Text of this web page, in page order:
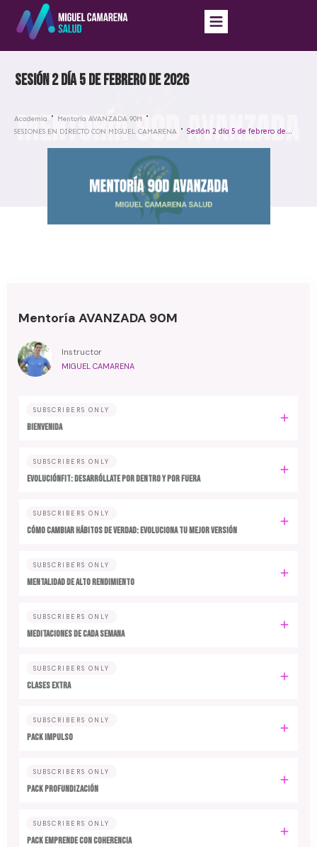
Sesión 2 día 5 de febrero de 2026
Academia
Mentoría AVANZADA 90M
SESIONES EN DIRECTO CON MIGUEL CAMARENA
Sesión 2 día 5 de febrero de 2026
Mentoría AVANZADA 90M
Instructor
MIGUEL CAMARENA
SUBSCRIBERS ONLY
BIENVENIDA
SUBSCRIBERS ONLY
EvoluciónFit: desarróllate por dentro y por fuera
SUBSCRIBERS ONLY
Cómo cambiar hábitos de verdad: evoluciona tu mejor versión
SUBSCRIBERS ONLY
MENTALIDAD DE ALTO RENDIMIENTO
SUBSCRIBERS ONLY
MEDITACIONES DE CADA SEMANA
SUBSCRIBERS ONLY
CLASES EXTRA
SUBSCRIBERS ONLY
PACK IMPULSO
SUBSCRIBERS ONLY
PACK PROFUNDIZACIÓN
SUBSCRIBERS ONLY
PACK EMPRENDE CON COHERENCIA